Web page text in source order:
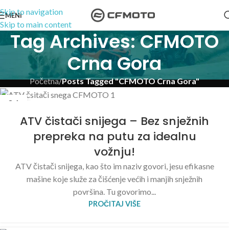
Skip to navigation
Skip to main content
MENI
Tag Archives: CFMOTO
Crna Gora
Početna/Posts Tagged "CFMOTO Crna Gora"
01
ATV čistači snijega – Bez snježnih
prepreka na putu za idealnu
vožnju!
ATV čistači snijega, kao što im naziv govori, jesu efikasne
mašine koje služe za čišćenje većih i manjih snježnih
površina. Tu govorimo...
PROČITAJ VIŠE